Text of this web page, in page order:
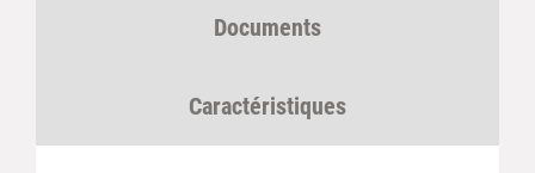
Documents
Caractéristiques